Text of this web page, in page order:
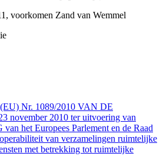
voorkomen Zand van Wemmel
Nr. 1089/2010 VAN DE
november 2010 ter uitvoering van
het Europees Parlement en de Raad
van verzamelingen ruimtelijke
met betrekking tot ruimtelijke